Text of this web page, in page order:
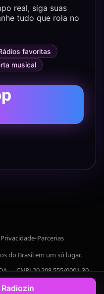
real, siga suas
tudo que rola no
favoritas
musical
•Parcerias
do Brasil em um só lugar.
— CNPJ 20.208.555/0001-30